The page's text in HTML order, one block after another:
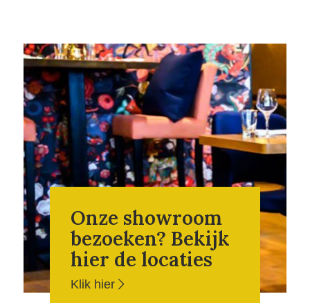
Onze showroom
bezoeken? Bekijk
hier de locaties
Klik hier